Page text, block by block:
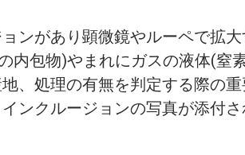
ンがあり顕微鏡やルーペで拡
内包物)やまれにガスの液体(窒
、処理の有無を判定する際の
ンクルージョンの写真が添付